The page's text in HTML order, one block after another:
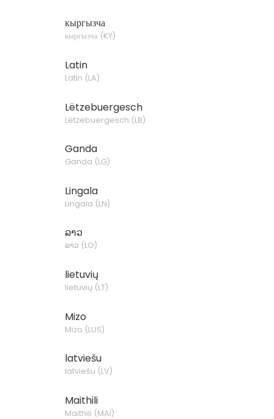
кыргызча
кыргызча (KY)
Latin
Latin (LA)
Lëtzebuergesch
Lëtzebuergesch (LB)
Ganda
Ganda (LG)
Lingala
Lingala (LN)
ລາວ
ລາວ (LO)
lietuvių
lietuvių (LT)
Mizo
Mizo (LUS)
latviešu
latviešu (LV)
Maithili
Maithili (MAI)